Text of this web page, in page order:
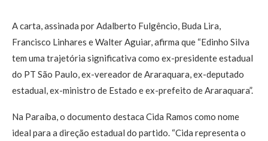
A carta, assinada por Adalberto Fulgêncio, Buda Lira,
Francisco Linhares e Walter Aguiar, afirma que “Edinho Silva
tem uma trajetória significativa como ex-presidente estadual
do PT São Paulo, ex-vereador de Araraquara, ex-deputado
estadual, ex-ministro de Estado e ex-prefeito de Araraquara”.
Na Paraíba, o documento destaca Cida Ramos como nome
ideal para a direção estadual do partido. “Cida representa o